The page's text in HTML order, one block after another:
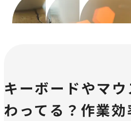
キーボードやマ
わってる？作業